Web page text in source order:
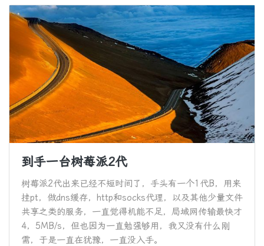
到手一台树莓派2代
树莓派2代出来已经不短时间了，手头有一个1代B，用来
挂pt，做dns缓存，http和socks代理，以及其他少量文件
共享之类的服务，一直觉得机能不足，局域网传输最快才
4，5MB/s，但也因为一直勉强够用，我又没有什么刚
需，于是一直在犹豫，一直没入手。